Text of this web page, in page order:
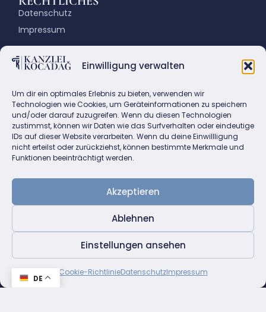
Einwilligung verwalten
Um dir ein optimales Erlebnis zu bieten, verwenden wir
Technologien wie Cookies, um Geräteinformationen zu speichern
und/oder darauf zuzugreifen. Wenn du diesen Technologien
zustimmst, können wir Daten wie das Surfverhalten oder eindeutige
IDs auf dieser Website verarbeiten. Wenn du deine Einwillligung
nicht erteilst oder zurückziehst, können bestimmte Merkmale und
Funktionen beeinträchtigt werden.
Akzeptieren
Ablehnen
Einstellungen ansehen
Cookie-RichtlinieDatenschutzImpressum
Datenschutz
Impressum
KONTAKT
Fasanenstraße 72, 10719 Berlin
Tel.: +49(0)30 883 86 86
Fax:+49(0)30 882 45 80
Klicke hier, um Marketing-Cookies zu
akzeptieren und diesen Inhalt zu
aktivieren
DE